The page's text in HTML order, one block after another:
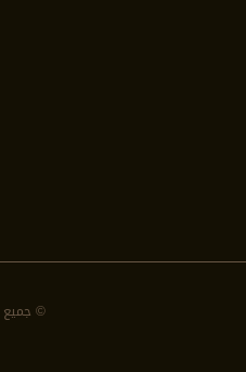
© جمیع